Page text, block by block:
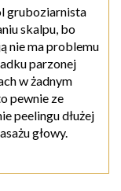
gruboziarnista
skalpu, bo
nie ma problemu
parzonej
w żadnym
pewnie ze
peelingu dłużej
głowy.